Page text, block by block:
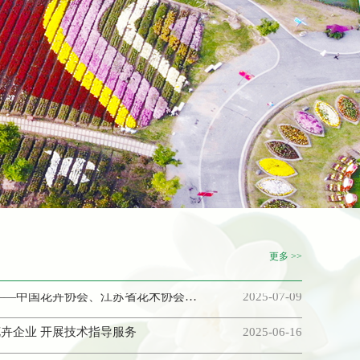
更多 >>
花卉产销情况 2026-01-08
务理事会暨二次理事会在连云港召开 2025-12-22
换届大会在南京举行 2025-12-08
大会在南京举行 2025-11-16
大会在如皋举行 2025-11-03
筹备会议在如皋举行 2025-09-14
2025-09-04
2025-07-09
企业 开展技术指导服务 2025-06-16
木交易市场进行考察交流 2025-06-03